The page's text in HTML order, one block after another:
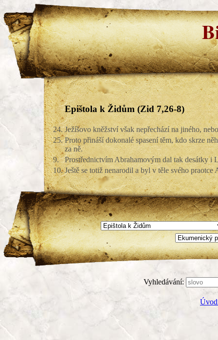
Epištola k Židům (Zid 7,26-8)
24. Ježíšovo kněžství však nepřechází na jiného,
25. Proto přináší dokonalé spasení těm, kdo skrze
za ně.
9.
Prostřednictvím Abrahamovým dal tak desátky i
10. Ještě se totiž nenarodil a byl v těle svého
Vyhledávání: